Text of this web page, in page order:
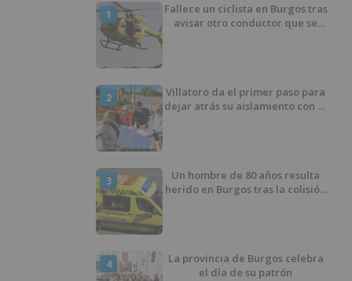
1
Fallece un ciclista en Burgos tras
avisar otro conductor que se
2
Villatoro da el primer paso para
dejar atrás su aislamiento con el
3
Un hombre de 80 años resulta
herido en Burgos tras la colisión
4
La provincia de Burgos celebra
el día de su patrón